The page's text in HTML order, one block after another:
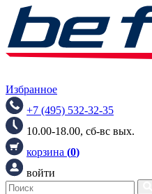
Избранное
+7 (495) 532-32-35
10.00-18.00, сб-вс вых.
корзина (0)
войти